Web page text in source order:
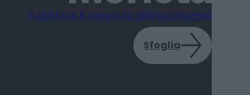
Il dritto e il rovescio dell'economia